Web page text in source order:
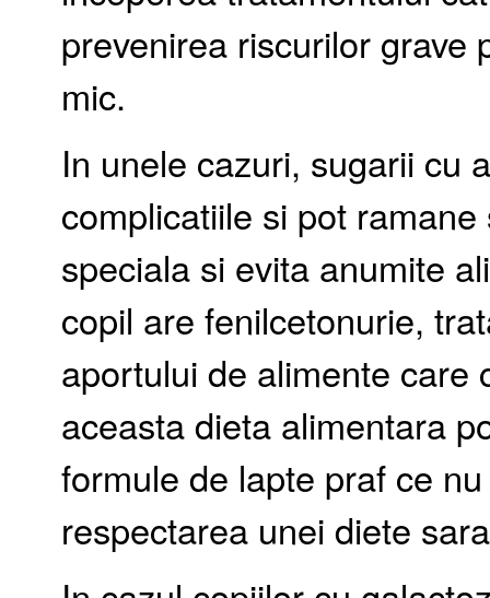
prevenirea riscurilor grave
mic.
In unele cazuri, sugarii cu
complicatiile si pot
speciala si evita anumite
copil are fenilcetonurie,
aportului de alimente care
aceasta dieta alimentara
formule de lapte praf ce
respectarea unei diete